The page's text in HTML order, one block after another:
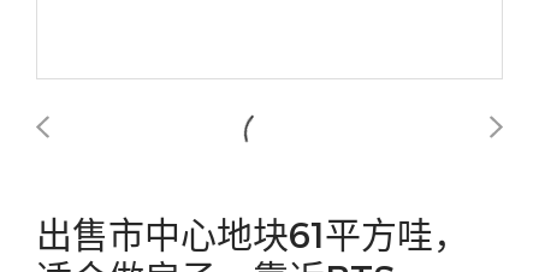
出售市中心地块61平方哇，